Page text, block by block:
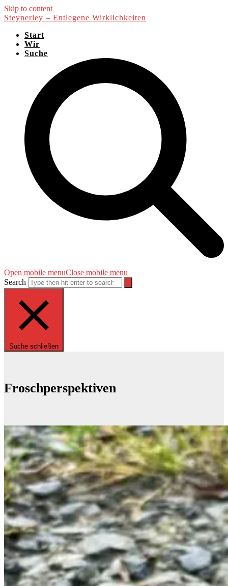
Skip to content
Steynerley – Entlegene Wirklichkeiten
Start
Wir
Suche
Open mobile menuClose mobile menu
Search
Suche schließen
Froschperspektiven